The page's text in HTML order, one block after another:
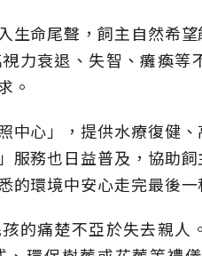
生命尾聲，飼主自然希
力衰退、失智、癱瘓等
。
中心」，提供水療復健
服務也日益普及，協助
的環境中安心走完最後一
的痛楚不亞於失去親人